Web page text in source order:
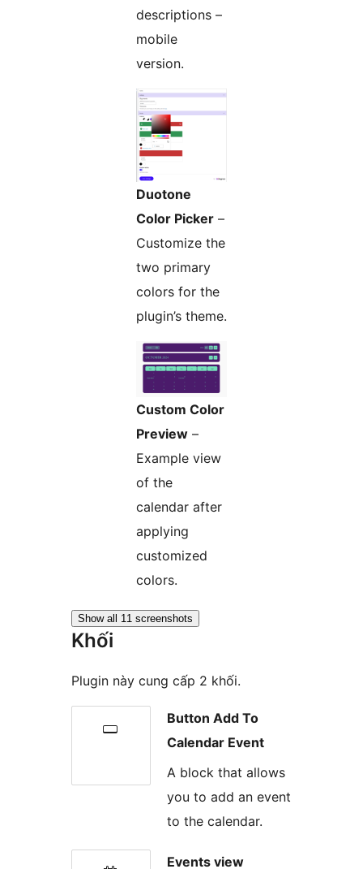
descriptions –
mobile
version.
Duotone
Color Picker –
Customize the
two primary
colors for the
plugin’s theme.
Custom Color
Preview –
Example view
of the
calendar after
applying
customized
colors.
Show all 11 screenshots
Khối
Plugin này cung cấp 2 khối.
Button Add To
Calendar Event
A block that allows
you to add an event
to the calendar.
Events view